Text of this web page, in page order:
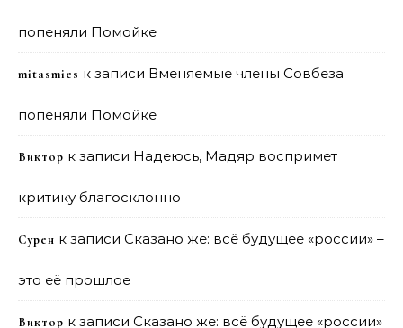
попеняли Помойке
mitasmies к записи Вменяемые члены Совбеза
попеняли Помойке
Виктор к записи Надеюсь, Мадяр воспримет
критику благосклонно
Сурен к записи Сказано же: всё будущее «россии» –
это её прошлое
Виктор к записи Сказано же: всё будущее «россии»